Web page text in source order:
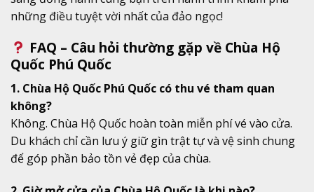
những điều tuyệt vời nhất của đảo ngọc!
FAQ – Câu hỏi thường gặp về Chùa Hộ
Quốc Phú Quốc
1. Chùa Hộ Quốc Phú Quốc có thu vé tham quan
không?
Không. Chùa Hộ Quốc hoàn toàn miễn phí vé vào cửa.
Du khách chỉ cần lưu ý giữ gìn trật tự và vệ sinh chung
để góp phần bảo tồn vẻ đẹp của chùa.